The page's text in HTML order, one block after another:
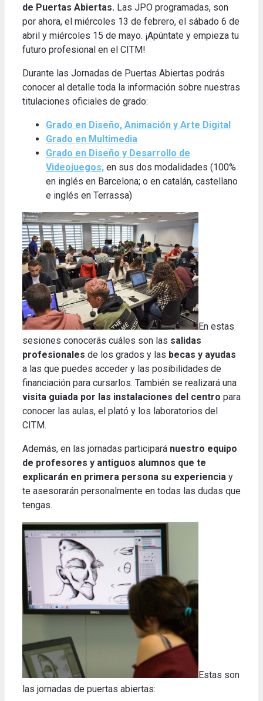
de Puertas Abiertas. Las JPO programadas, son
por ahora, el miércoles 13 de febrero, el sábado 6 de
abril y miércoles 15 de mayo. ¡Apúntate y empieza tu
futuro profesional en el CITM!
Durante las Jornadas de Puertas Abiertas podrás
conocer al detalle toda la información sobre nuestras
titulaciones oficiales de grado:
Grado en Diseño, Animación y Arte Digital
Grado en Multimedia
Grado en Diseño y Desarrollo de
Videojuegos, en sus dos modalidades (100%
en inglés en Barcelona; ​​o en catalán, castellano
e inglés en Terrassa)
En estas
sesiones conocerás cuáles son las salidas
profesionales de los grados y las becas y ayudas
a las que puedes acceder y las posibilidades de
financiación para cursarlos. También se realizará una
visita guiada por las instalaciones del centro para
conocer las aulas, el plató y los laboratorios del
CITM.
Además, en las jornadas participará nuestro equipo
de profesores y antiguos alumnos que te
explicarán en primera persona su experiencia y
te asesorarán personalmente en todas las dudas que
tengas.
Estas son
las jornadas de puertas abiertas: